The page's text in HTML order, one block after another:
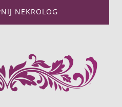
NEKROLOG